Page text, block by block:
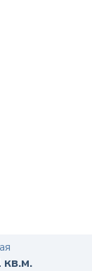
кв.м.